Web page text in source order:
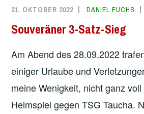
21. OKTOBER 2022 DANIEL FUCHS
Souveräner 3-Satz-Sieg
Am Abend des 28.09.2022
einiger Urlaube und
meine Wenigkeit, nicht ganz
Heimspiel gegen TSG Taucha.